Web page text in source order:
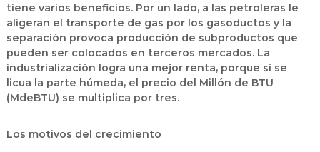
tiene varios beneficios. Por un lado, a las petroleras le
aligeran el transporte de gas por los gasoductos y la
separación provoca producción de subproductos que
pueden ser colocados en terceros mercados. La
industrialización logra una mejor renta, porque sí se
licua la parte húmeda, el precio del Millón de BTU
(MdeBTU) se multiplica por tres.
Los motivos del crecimiento